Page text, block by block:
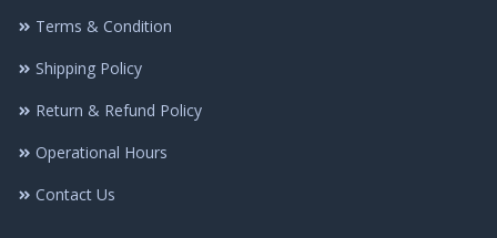
Terms & Condition
Shipping Policy
Return & Refund Policy
Operational Hours
Contact Us